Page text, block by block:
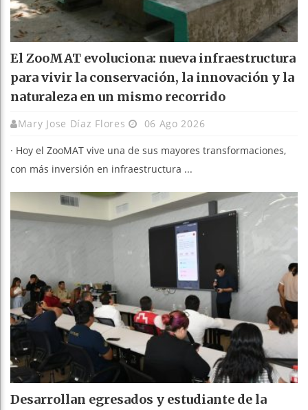
El ZooMAT evoluciona: nueva infraestructura
para vivir la conservación, la innovación y la
naturaleza en un mismo recorrido
Mary Jose Díaz Flores 06 Ago 2026
· Hoy el ZooMAT vive una de sus mayores transformaciones,
con más inversión en infraestructura ...
Desarrollan egresados y estudiante de la